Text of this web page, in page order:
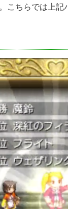
こちらでは上記